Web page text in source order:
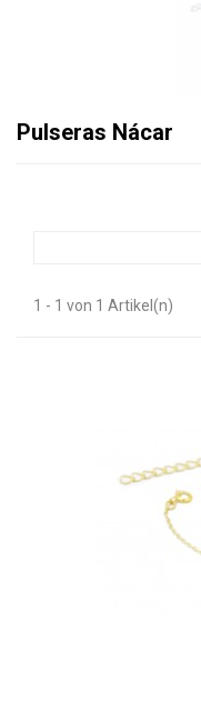
Pulseras Nácar
1 - 1 von 1 Artikel(n)